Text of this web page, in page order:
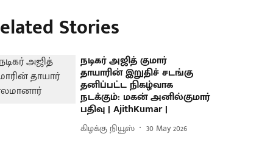
Stories
நடிகர் அஜித் குமார்
தாயாரின் இறுதிச் சடங்கு
தனிப்பட்ட நிகழ்வாக
நடக்கும்: மகன் அனில்குமார்
பதிவு | AjithKumar |
கிழக்கு நியூஸ் 30 May 2026